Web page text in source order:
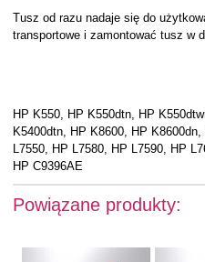
Tusz od razu nadaje się do
transportowe i zamontować tusz w
HP K550, HP K550dtn, HP
K5400dtn, HP K8600, HP
L7550, HP L7580, HP L7590, HP
HP C9396AE
Powiązane produkty: